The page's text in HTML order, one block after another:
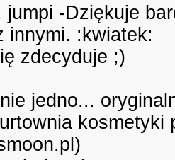
jumpi -Dziękuje
innymi. :kwiatek:
zdecyduje ;)
jedno...
kosmetyki